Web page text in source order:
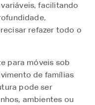
facilitando
refazer todo o
para móveis sob
de famílias
pode ser
ambientes ou